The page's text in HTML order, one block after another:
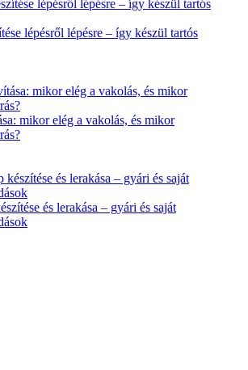
lépésről lépésre – így készül tartós
mikor elég a vakolás, és mikor
és lerakása – gyári és saját